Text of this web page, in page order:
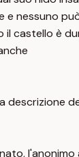
e nessuno
il castello è
descrizione